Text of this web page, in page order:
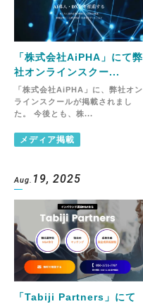
「株式会社AiPHA」にて弊
社オンラインスクー...
「株式会社AiPHA」に、弊社オン
ラインスクールが掲載されまし
た。 今後とも、株...
メディア掲載
Aug. 19, 2025
「Tabiji Partners」にて